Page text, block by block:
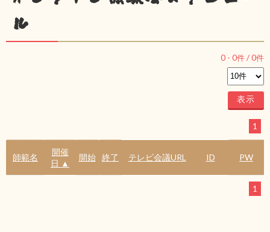
ル
0 - 0件 /0件
1
師範名
開催
日 ▲
開始 終了 テレビ会議URL ID PW
1